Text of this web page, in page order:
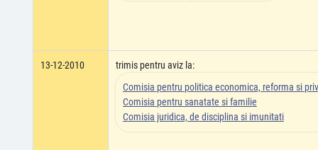
13-12-2010
trimis pentru aviz la:
Comisia pentru politica economica, reforma si
Comisia pentru sanatate si familie
Comisia juridica, de disciplina si imunitati